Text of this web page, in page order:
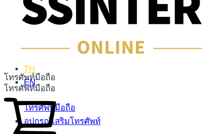
โทรศัพท์มือถือ
โทรศัพท์มือถือ
โทรศัพท์มือถือ
อุปกรณ์เสริมโทรศัพท์
TH
EN